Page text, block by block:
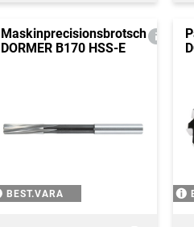
Maskinprecisionsbrotsch
DORMER B170 HSS-E
BEST.VARA